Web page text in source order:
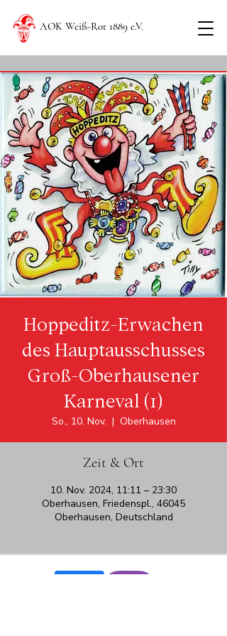
AOK Weiß-Rot 1889 e.V.
Hoppeditz-Erwachen
des Hauptausschusses
Groß-Oberhausener
Karneval (1)
So., 10. Nov.
  |
Oberhausen
Zeit & Ort
10. Nov. 2024, 11:11 – 23:30
Oberhausen, Friedenspl., 46045
Oberhausen, Deutschland